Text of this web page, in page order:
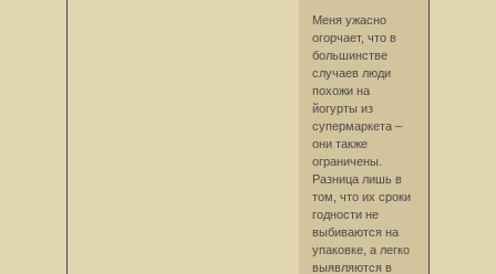
Меня ужасно
огорчает, что в
большинстве
случаев люди
похожи на
йогурты из
супермаркета –
они также
ограничены.
Разница лишь в
том, что их сроки
годности не
выбиваются на
упаковке, а легко
выявляются в